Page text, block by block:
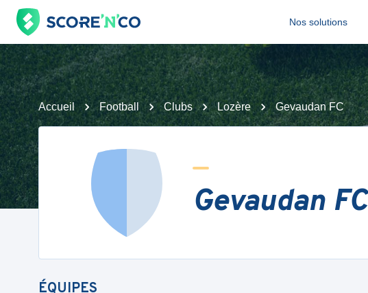
Nos solutions
Accueil Football Clubs Lozère Gevaudan FC
Gevaudan FC
ÉQUIPES